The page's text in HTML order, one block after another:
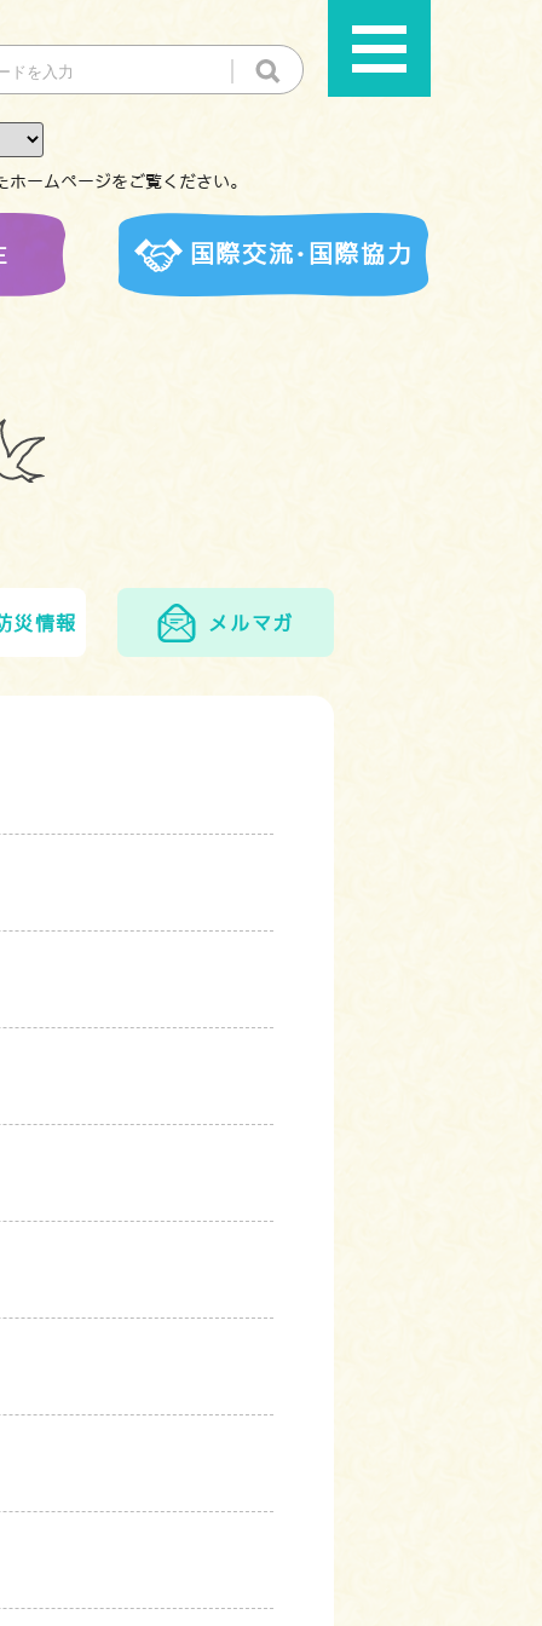
ームページをご覧ください。
国際交流･国際協力
災情報 メルマガ